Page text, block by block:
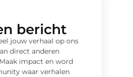
bericht
jouw verhaal op ons
direct anderen
impact en word
waar verhalen